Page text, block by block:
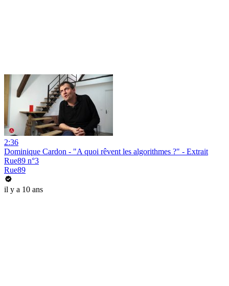
2:36
Dominique Cardon - "A quoi rêvent les algorithmes ?" - Extrait
Rue89 n°3
Rue89
il y a 10 ans